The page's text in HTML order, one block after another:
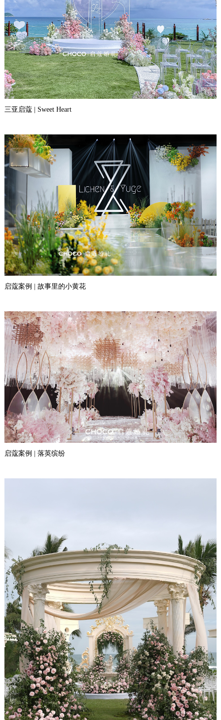
三亚启蔻 | Sweet Heart
启蔻案例 | 故事里的小黄花
启蔻案例 | 落英缤纷